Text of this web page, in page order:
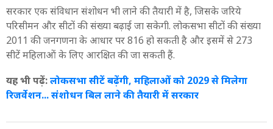
सरकार एक संविधान संशोधन भी लाने की तैयारी में है, जिसके जरिये
परिसीमन और सीटों की संख्या बढ़ाई जा सकेगी. लोकसभा सीटों की संख्या
2011 की जनगणना के आधार पर 816 हो सकती है और इसमें से 273
सीटें महिलाओं के लिए आरक्षित की जा सकती हैं.
यह भी पढ़ें:लोकसभा सीटें बढ़ेंगी, महिलाओं को 2029 से मिलेगा
रिजर्वेशन... संशोधन बिल लाने की तैयारी में सरकार